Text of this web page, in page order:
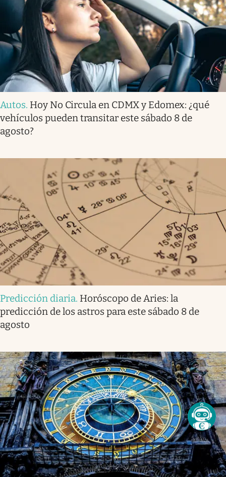
Autos. Hoy No Circula en CDMX y Edomex: ¿qué
vehículos pueden transitar este sábado 8 de
agosto?
Predicción diaria. Horóscopo de Aries: la
predicción de los astros para este sábado 8 de
agosto